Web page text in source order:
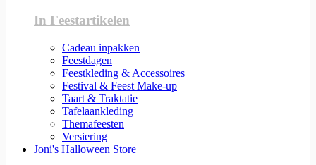
In Feestartikelen
Cadeau inpakken
Feestdagen
Feestkleding & Accessoires
Festival & Feest Make-up
Taart & Traktatie
Tafelaankleding
Themafeesten
Versiering
Joni's Halloween Store